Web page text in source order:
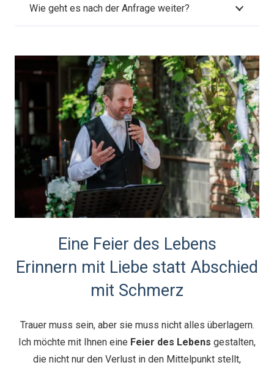
Wie geht es nach der Anfrage weiter?
Eine Feier des Lebens
Erinnern mit Liebe statt Abschied
mit Schmerz
Trauer muss sein, aber sie muss nicht alles überlagern.
Ich möchte mit Ihnen eine Feier des Lebens gestalten,
die nicht nur den Verlust in den Mittelpunkt stellt,